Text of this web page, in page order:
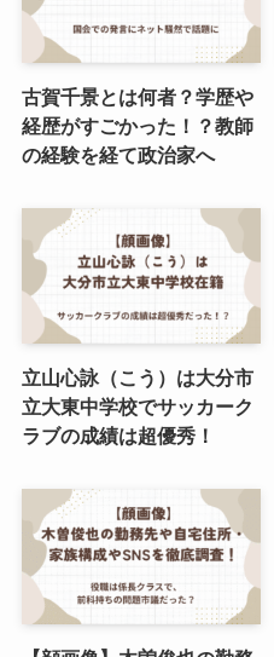
古賀千景とは何者？学歴や
経歴がすごかった！？教師
の経験を経て政治家へ
立山心詠（こう）は大分市
立大東中学校でサッカーク
ラブの成績は超優秀！